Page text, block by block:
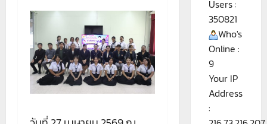
Users :
350821
Who's
Online :
9
Your IP
Address
: